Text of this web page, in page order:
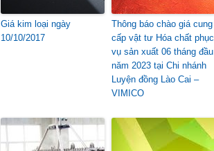
Giá kim loại ngày
10/10/2017
Thông báo chào giá cung
cấp vật tư Hóa chất phục
vụ sản xuất 06 tháng đầu
năm 2023 tại Chi nhánh
Luyện đồng Lào Cai –
VIMICO